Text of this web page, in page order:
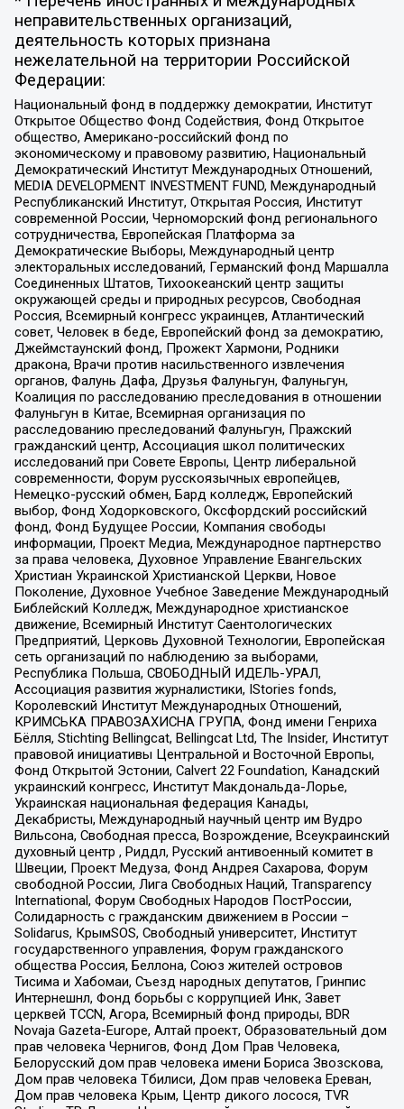
неправительственных организаций,
деятельность которых признана
нежелательной на территории Российской
Федерации:
Национальный фонд в поддержку демократии, Институт
Открытое Общество Фонд Содействия, Фонд Открытое
общество, Американо-российский фонд по
экономическому и правовому развитию, Национальный
Демократический Институт Международных Отношений,
MEDIA DEVELOPMENT INVESTMENT FUND, Международный
Республиканский Институт, Открытая Россия, Институт
современной России, Черноморский фонд регионального
сотрудничества, Европейская Платформа за
Демократические Выборы, Международный центр
электоральных исследований, Германский фонд Маршалла
Соединенных Штатов, Тихоокеанский центр защиты
окружающей среды и природных ресурсов, Свободная
Россия, Всемирный конгресс украинцев, Атлантический
совет, Человек в беде, Европейский фонд за демократию,
Джеймстаунский фонд, Прожект Хармони, Родники
дракона, Врачи против насильственного извлечения
органов, Фалунь Дафа, Друзья Фалуньгун, Фалуньгун,
Коалиция по расследованию преследования в отношении
Фалуньгун в Китае, Всемирная организация по
расследованию преследований Фалуньгун, Пражский
гражданский центр, Ассоциация школ политических
исследований при Совете Европы, Центр либеральной
современности, Форум русскоязычных европейцев,
Немецко-русский обмен, Бард колледж, Европейский
выбор, Фонд Ходорковского, Оксфордский российский
фонд, Фонд Будущее России, Компания свободы
информации, Проект Медиа, Международное партнерство
за права человека, Духовное Управление Евангельских
Христиан Украинской Христианской Церкви, Новое
Поколение, Духовное Учебное Заведение Международный
Библейский Колледж, Международное христианское
движение, Всемирный Институт Саентологических
Предприятий, Церковь Духовной Технологии, Европейская
сеть организаций по наблюдению за выборами,
Республика Польша, СВОБОДНЫЙ ИДЕЛЬ-УРАЛ,
Ассоциация развития журналистики, IStories fonds,
Королевский Институт Международных Отношений,
КРИМСЬКА ПРАВОЗАХИСНА ГРУПА, Фонд имени Генриха
Бёлля, Stichting Bellingcat, Bellingcat Ltd, The Insider, Институт
правовой инициативы Центральной и Восточной Европы,
Фонд Открытой Эстонии, Calvert 22 Foundation, Канадский
украинский конгресс, Институт Макдональда-Лорье,
Украинская национальная федерация Канады,
Декабристы, Международный научный центр им Вудро
Вильсона, Свободная пресса, Возрождение, Всеукраинский
духовный центр , Риддл, Русский антивоенный комитет в
Швеции, Проект Медуза, Фонд Андрея Сахарова, Форум
свободной России, Лига Свободных Наций, Transparеncy
International, Форум Свободных Народов ПостРоссии,
Солидарность с гражданским движением в России –
Solidarus, КрымSOS, Свободный университет, Институт
государственного управления, Форум гражданского
общества Россия, Беллона, Союз жителей островов
Тисима и Хабомаи, Съезд народных депутатов, Гринпис
Интернешнл, Фонд борьбы с коррупцией Инк, Завет
церквей TCCN, Агора, Всемирный фонд природы, BDR
Novaja Gazeta-Europe, Алтай проект, Образовательный дом
прав человека Чернигов, Фонд Дом Прав Человека,
Белорусский дом прав человека имени Бориса Звозскова,
Дом прав человека Тбилиси, Дом прав человека Ереван,
Дом прав человека Крым, Центр дикого лосося, TVR